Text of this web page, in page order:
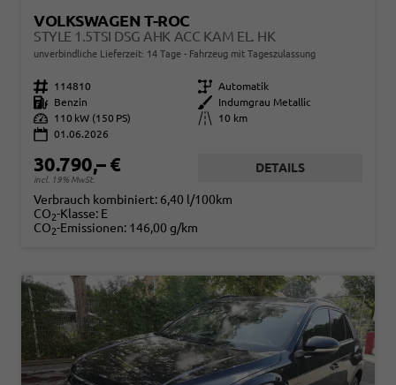
VOLKSWAGEN T-ROC
STYLE 1.5TSI DSG AHK ACC KAM EL. HK
unverbindliche Lieferzeit: 14 Tage Fahrzeug mit Tageszulassung
Fahrzeugnr. 114810 Getriebe Automatik
Kraftstoff
Benzin Außenfarbe
Indumgrau Metallic
Leistung
110 kW (150 PS) Kilometerstand
10 km
01.06.2026
30.790,– €
incl. 19% MwSt.
DETAILS
Verbrauch kombiniert: 6,40 l/100km
CO2-Klasse: E
CO2-Emissionen: 146,00 g/km